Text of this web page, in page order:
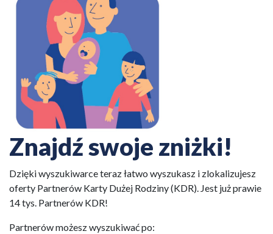
Znajdź swoje zniżki!
Dzięki wyszukiwarce teraz łatwo wyszukasz i zlokalizujesz
oferty Partnerów Karty Dużej Rodziny (KDR). Jest już prawie
14 tys. Partnerów KDR!
Partnerów możesz wyszukiwać po: